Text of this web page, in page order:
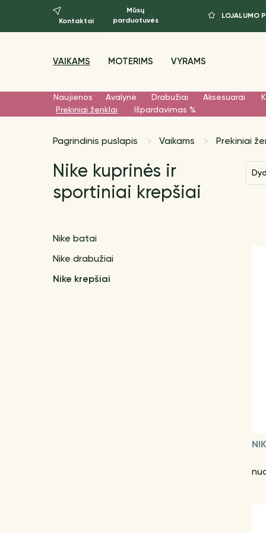
Kontaktai
Mūsų
parduotuvės
LOJALUMO
VAIKAMS MOTERIMS VYRAMS
Naujienos Avalynė Drabužiai Aksesuarai
Prekiniai ženklai
Išpardavimas %
Pagrindinis puslapis Vaikams Prekiniai
Nike kuprinės ir
sportiniai krepšiai
Nike batai
Nike drabužiai
Nike krepšiai